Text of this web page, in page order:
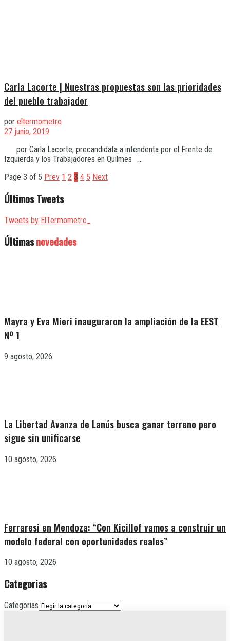
Carla Lacorte | Nuestras propuestas son las prioridades
del pueblo trabajador
por eltermometro
27 junio, 2019
por Carla Lacorte, precandidata a intendenta por el Frente de
Izquierda y los Trabajadores en Quilmes ...
Page 3 of 5 Prev 1 2 3 4 5 Next
Últimos Tweets
Tweets by ElTermometro_
Últimasnovedades
Mayra y Eva Mieri inauguraron la ampliación de la EEST
Nº 1
9 agosto, 2026
La Libertad Avanza de Lanús busca ganar terreno pero
sigue sin unificarse
10 agosto, 2026
Ferraresi en Mendoza: “Con Kicillof vamos a construir un
modelo federal con oportunidades reales”
10 agosto, 2026
Categorias
Categorias